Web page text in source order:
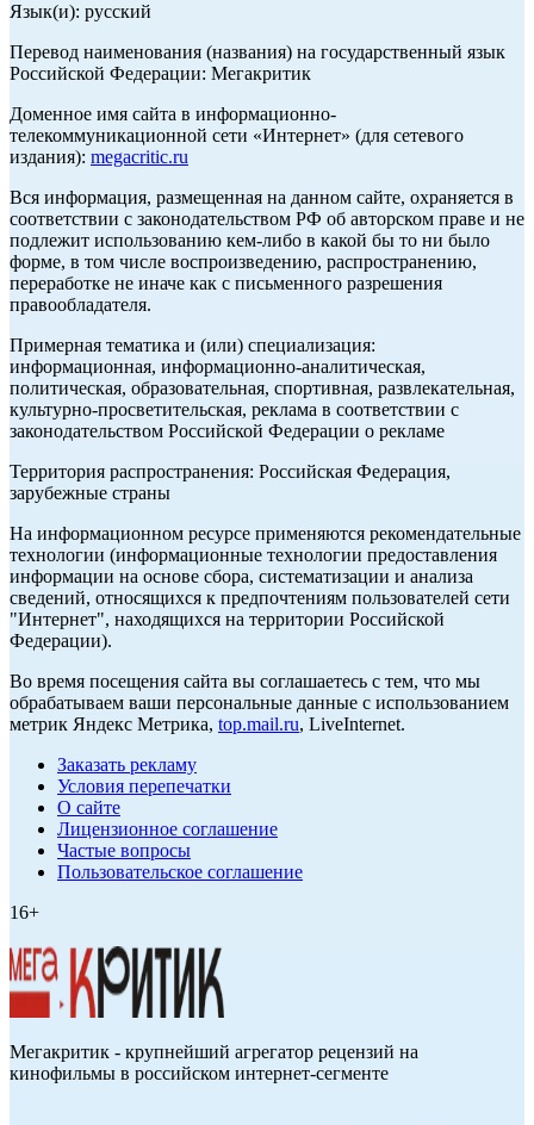
Язык(и): русский
Перевод наименования (названия) на государственный язык
Российской Федерации: Мегакритик
Доменное имя сайта в информационно-
телекоммуникационной сети «Интернет» (для сетевого
издания): megacritic.ru
Вся информация, размещенная на данном сайте, охраняется в
соответствии с законодательством РФ об авторском праве и не
подлежит использованию кем-либо в какой бы то ни было
форме, в том числе воспроизведению, распространению,
переработке не иначе как с письменного разрешения
правообладателя.
Примерная тематика и (или) специализация:
информационная, информационно-аналитическая,
политическая, образовательная, спортивная, развлекательная,
культурно-просветительская, реклама в соответствии с
законодательством Российской Федерации о рекламе
Территория распространения: Российская Федерация,
зарубежные страны
На информационном ресурсе применяются рекомендательные
технологии (информационные технологии предоставления
информации на основе сбора, систематизации и анализа
сведений, относящихся к предпочтениям пользователей сети
"Интернет", находящихся на территории Российской
Федерации).
Во время посещения сайта вы соглашаетесь с тем, что мы
обрабатываем ваши персональные данные с использованием
метрик Яндекс Метрика, top.mail.ru, LiveInternet.
Заказать рекламу
Условия перепечатки
О сайте
Лицензионное соглашение
Частые вопросы
Пользовательское соглашение
16+
Мегакритик - крупнейший агрегатор рецензий на
кинофильмы в российском интернет-сегменте